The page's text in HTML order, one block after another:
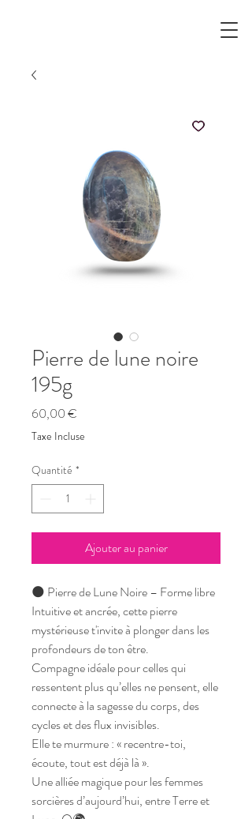
Pierre de lune noire
195g
60,00 €
Taxe Incluse
Quantité *
Ajouter au panier
🌑 Pierre de Lune Noire – Forme libre
Intuitive et ancrée, cette pierre
mystérieuse t'invite à plonger dans les
profondeurs de ton être.
Compagne idéale pour celles qui
ressentent plus qu’elles ne pensent, elle
connecte à la sagesse du corps, des
cycles et des flux invisibles.
Elle te murmure : « recentre-toi,
écoute, tout est déjà là ».
Une alliée magique pour les femmes
sorcières d’aujourd’hui, entre Terre et